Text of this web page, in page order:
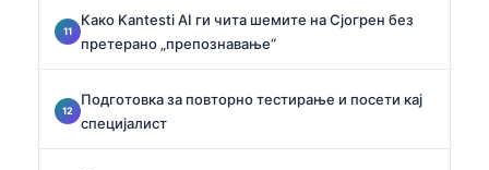
Како Kantesti AI ги чита шемите на Сјогрен без
претерано „препознавање“
Подготовка за повторно тестирање и посети кај
специјалист